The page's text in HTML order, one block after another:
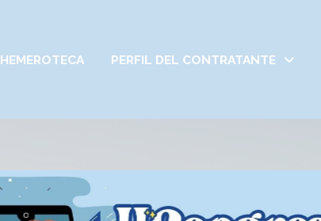
HEMEROTECA PERFIL DEL CONTRATANTE